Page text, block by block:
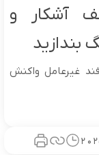
آشکار و
بندازید
غیرعامل واکنش